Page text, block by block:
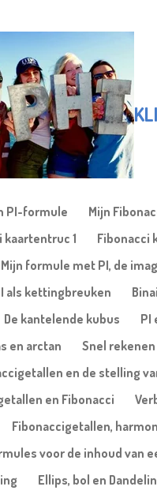
PI-formule Mijn
kaartentruc 1 Fibonacci
Mijn formule met PI, de
als kettingbreuken
De kantelende kubus PI
en arctan
Snel
en de stelling
en Fibonacci
Fibonaccigetallen,
voor de inhoud van
Ellips, bol en Dandelin